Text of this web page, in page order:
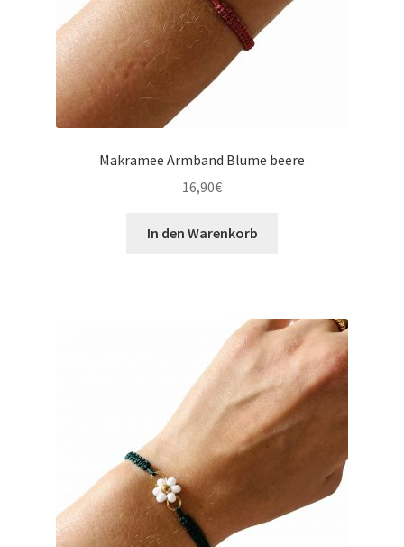
Makramee Armband Blume beere
16,90€
In den Warenkorb